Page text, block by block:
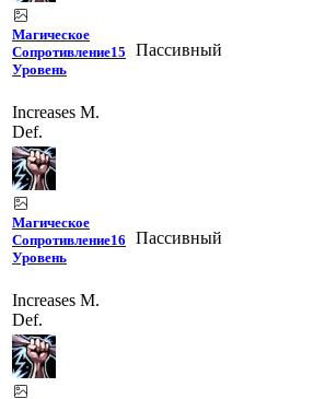
Магическое
Сопротивление15
Уровень
Increases M.
Def.
Пассивный
Магическое
Сопротивление16
Уровень
Increases M.
Def.
Пассивный